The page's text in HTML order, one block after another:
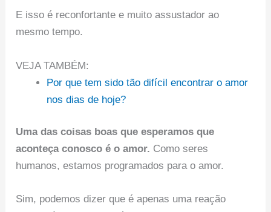
E isso é reconfortante e muito assustador ao
mesmo tempo.
VEJA TAMBÉM:
Por que tem sido tão difícil encontrar o amor
nos dias de hoje?
Uma das coisas boas que esperamos que
aconteça conosco é o amor. Como seres
humanos, estamos programados para o amor.
Sim, podemos dizer que é apenas uma reação